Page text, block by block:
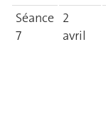
Séance
7
2
avril